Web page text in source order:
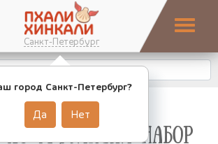
Санкт-Петербург
город Санкт-Петербург?
Да Нет
ГРУЗИНСКИ НАБОР